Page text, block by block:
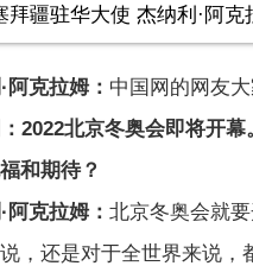
拜疆驻华大使 杰纳利·阿克
阿克拉姆： 中国网的网友大
2022北京冬奥会即将开
和期待？
阿克拉姆： 北京冬奥会就
，还是对于全世界来说，